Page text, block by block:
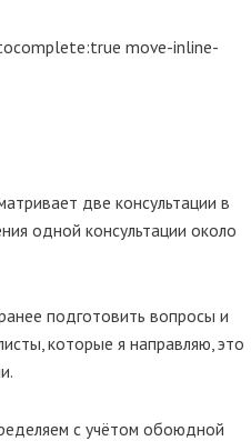
move-inline-
две консультации в
одной консультации около
подготовить вопросы и
которые я направляю, это
с учётом обоюдной